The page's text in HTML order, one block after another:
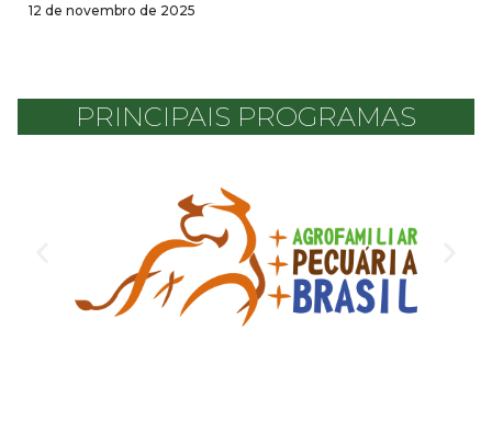
12 de novembro de 2025
PRINCIPAIS PROGRAMAS